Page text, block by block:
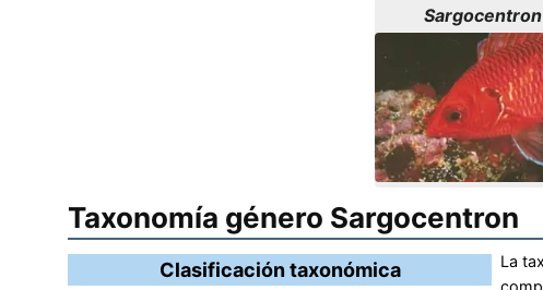
Taxonomía género Sargocentron
Clasificación taxonómica
La